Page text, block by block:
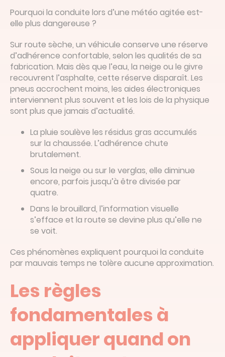
Pourquoi la conduite lors d’une météo agitée est-
elle plus dangereuse ?
Sur route sèche, un véhicule conserve une réserve
d’adhérence confortable, selon les qualités de sa
fabrication. Mais dès que l’eau, la neige ou le givre
recouvrent l’asphalte, cette réserve disparaît. Les
pneus accrochent moins, les aides électroniques
interviennent plus souvent et les lois de la physique
sont plus que jamais d’actualité.
La pluie soulève les résidus gras accumulés
sur la chaussée. L’adhérence chute
brutalement.
Sous la neige ou sur le verglas, elle diminue
encore, parfois jusqu’à être divisée par
quatre.
Dans le brouillard, l’information visuelle
s’efface et la route se devine plus qu’elle ne
se voit.
Ces phénomènes expliquent pourquoi la conduite
par mauvais temps ne tolère aucune approximation.
Les règles
fondamentales à
appliquer quand on